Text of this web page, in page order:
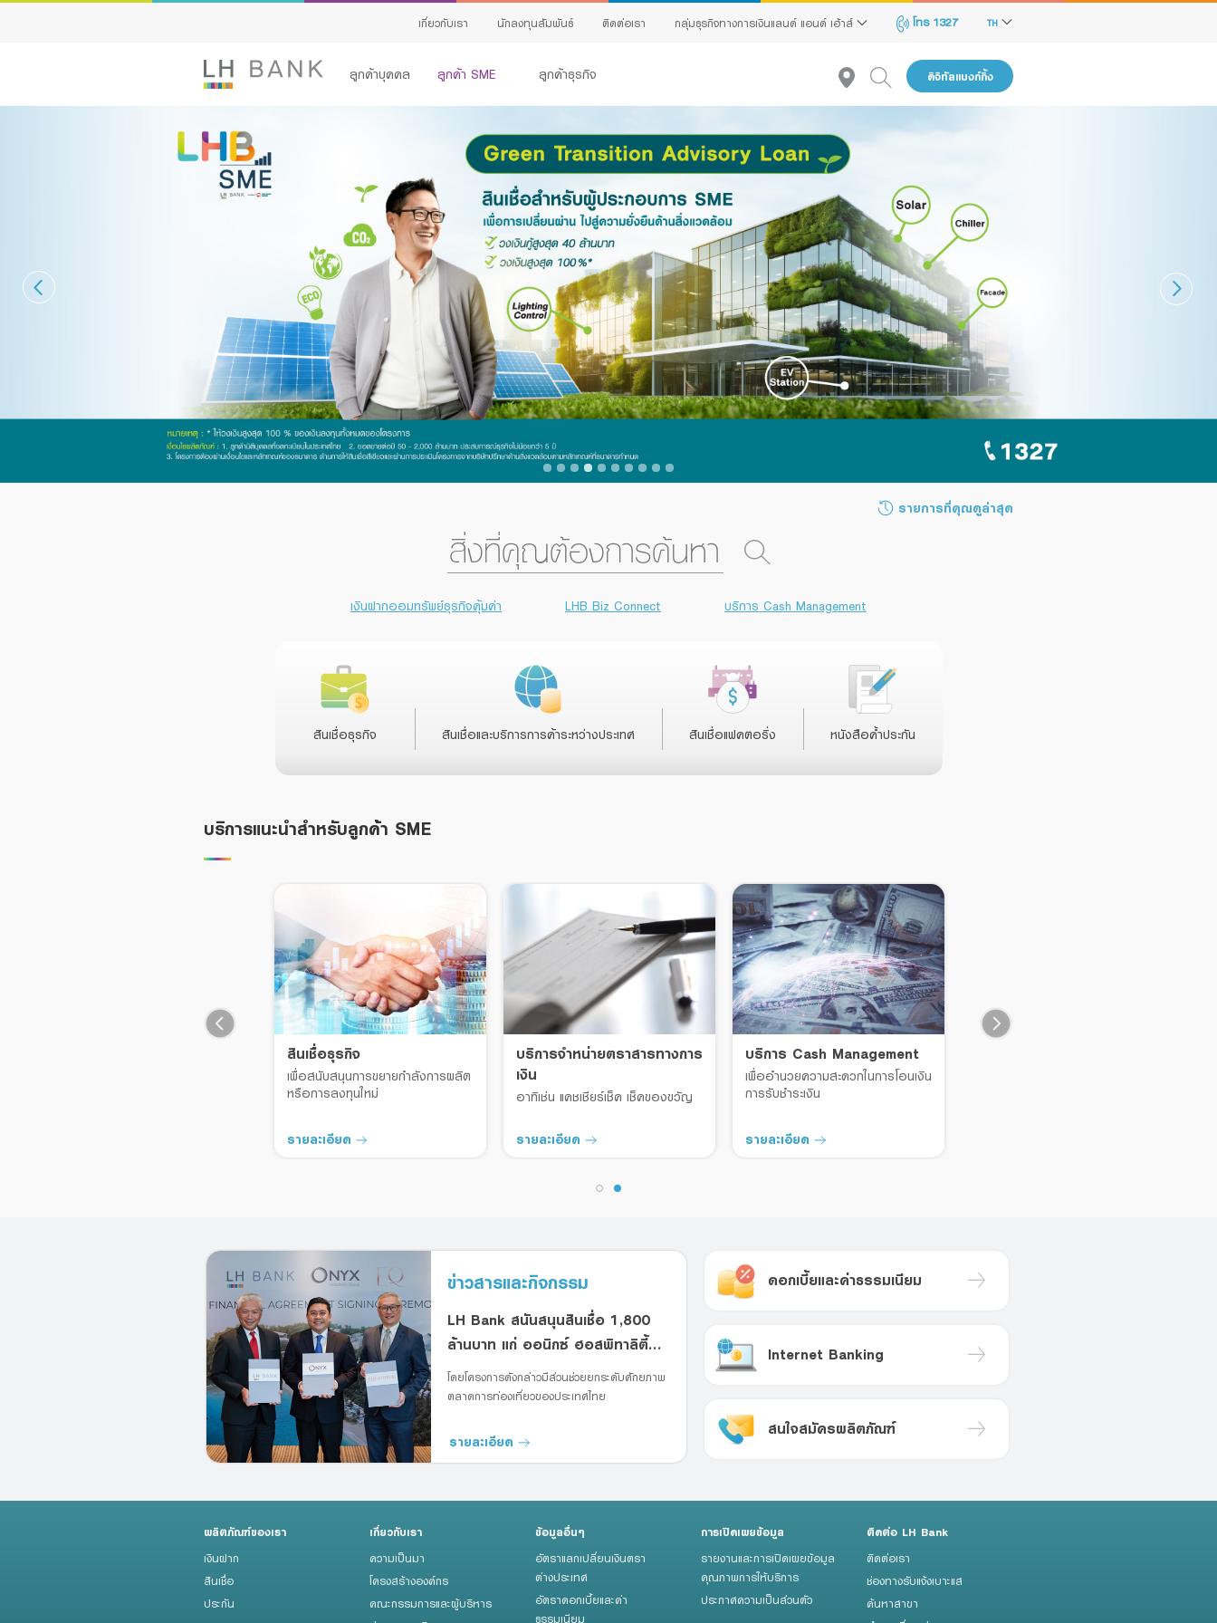
เกี่ยวกับเรา นักลงทุนสัมพันธ์ ติดต่อเรา กลุ่มธุรกิจทางการเงินแลนด์ แอนด์ เฮ้าส์ โทร 1327 TH
ลูกค้าบุคคล ลูกค้า SME ลูกค้าธุรกิจ ดิจิทัลแบงก์กิ้ง
บัญชีเพื่อธุรกิจ
บริการ
Advisory Service
สินเชื่อทั้งหมด
สินเชื่อธุรกิจ
สินเชื่อและบริการการค้าระหว่างประเทศ
สินเชื่อแฟคเตอริ่ง
หนังสือค้ำประกัน
แนะนำ
Green Transition Advisory Loan
Electronics & Electrical Appliances Loan
Construction Material Loan
เครื่องคำนวณสินเชื่อ SME
รายการที่คุณดูล่าสุด
เงินฝากออมทรัพย์ธุรกิจคุ้มค่า LHB Biz Connect บริการ Cash Management
สินเชื่อธุรกิจ
สินเชื่อและบริการการค้าระหว่างประเทศ
สินเชื่อแฟคตอริ่ง
หนังสือค้ำประกัน
บริการแนะนำสำหรับลูกค้า SME
สินเชื่อธุรกิจ
เพื่อสนับสนุนการขยายกำลังการผลิต
หรือการลงทุนใหม่
รายละเอียด
บริการจำหน่ายตราสารทางการ
เงิน
อาทิเช่น แคชเชียร์เช็ค เช็คของขวัญ
รายละเอียด
บริการ Cash Management
เพื่ออำนวยความสะดวกในการโอนเงิน
การรับชำระเงิน
รายละเอียด
ข่าวสารและกิจกรรม
LH Bank สนันสนุนสินเชื่อ 1,800
ล้านบาท แก่ ออนิกซ์ ฮอสพิทาลิตี้
กรุ๊ป เพื่อพัฒนาโครงการ "EQ
Phuket" เสริมศักยภาพตลาดท่อง
โดยโครงการดังกล่าวมีส่วนช่วยยกระดับศักยภาพ
ตลาดการท่องเที่ยวของประเทศไทย
รายละเอียด
ดอกเบี้ยและค่าธรรมเนียม
Internet Banking
สนใจสมัครผลิตภัณฑ์
ผลิตภัณฑ์ของเรา
เงินฝาก
สินเชื่อ
ประกัน
เกี่ยวกับเรา
ความเป็นมา
โครงสร้างองค์กร
คณะกรรมการและผู้บริหาร
ข้อมูลอื่นๆ
อัตราแลกเปลี่ยนเงินตรา
ต่างประเทศ
อัตราดอกเบี้ยและค่า
ธรรมเนียม
การเปิดเผยข้อมูล
รายงานและการเปิดเผยข้อมูล
คุณภาพการให้บริการ
ประกาศความเป็นส่วนตัว
ติดต่อ LH Bank
ติดต่อเรา
ช่องทางรับแจ้งเบาะแส
ค้นหาสาขา